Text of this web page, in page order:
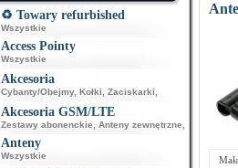
♻️ Towary refurbished
Wszystkie
Access Pointy
Wszystkie
Akcesoria
Cybanty/Obejmy, Kołki Zaciskarki
Akcesoria GSM/LTE
Zestawy abonenckie Anteny zewnętrzne
Anteny
Wszystkie